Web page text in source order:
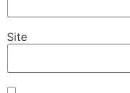
Site